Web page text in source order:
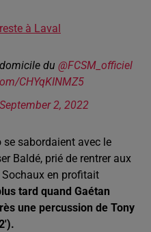
à Laval
du @FCSM_officiel
CHYqKINMZ5
September 2, 2022
sabordaient avec le
Baldé, prié de rentrer aux
en profitait
tard quand Gaétan
une percussion de Tony